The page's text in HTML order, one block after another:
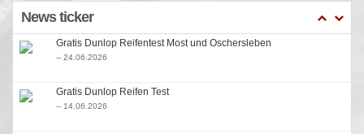
News ticker
Gratis Dunlop Reifentest Most und Oschersleben
-- 24.06.2026
Gratis Dunlop Reifen Test
-- 14.06.2026